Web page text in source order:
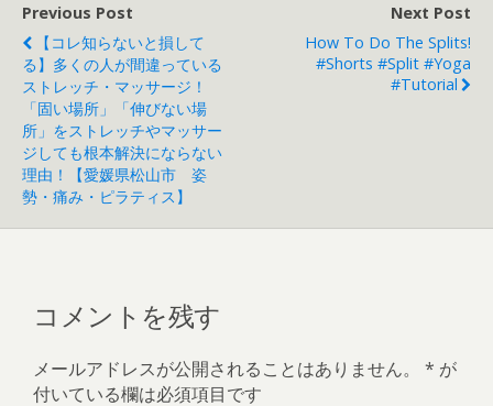
Previous Post
【コレ知らないと損して
る】多くの人が間違っている
ストレッチ・マッサージ！
「固い場所」「伸びない場
所」をストレッチやマッサー
ジしても根本解決にならない
理由！【愛媛県松山市 姿
勢・痛み・ピラティス】
Next Post
How To Do The Splits!
#shorts #split #yoga
#tutorial
コメントを残す
メールアドレスが公開されることはありません。 * が
付いている欄は必須項目です